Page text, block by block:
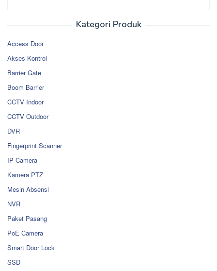
Kategori Produk
Access Door
Akses Kontrol
Barrier Gate
Boom Barrier
CCTV Indoor
CCTV Outdoor
DVR
Fingerprint Scanner
IP Camera
Kamera PTZ
Mesin Absensi
NVR
Paket Pasang
PoE Camera
Smart Door Lock
SSD